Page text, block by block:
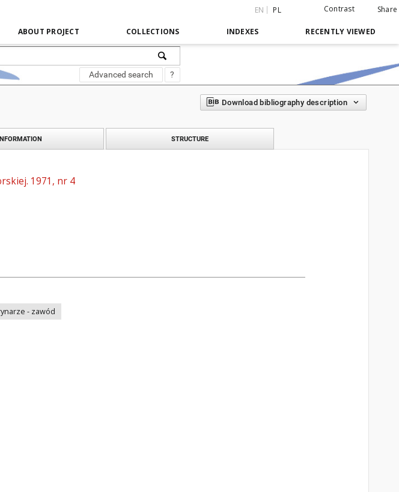
EN PL Contrast Share
ABOUT PROJECT COLLECTIONS INDEXES RECENTLY VIEWED
Advanced search ?
Download bibliography description
STRUCTURE
1971, nr 4
- zawód